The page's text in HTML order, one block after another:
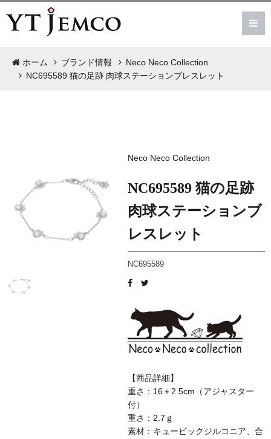
ホーム ブランド情報
Neco Neco Collection
NC695589 猫の足跡 肉球ステーションブレスレット
Neco Neco Collection
NC695589 猫の足跡
肉球ステーションブ
レスレット
NC695589
【商品詳細】
重さ：16＋2.5cm（アジャスター
付）
重さ：2.7ｇ
素材：キュービックジルコニア、合